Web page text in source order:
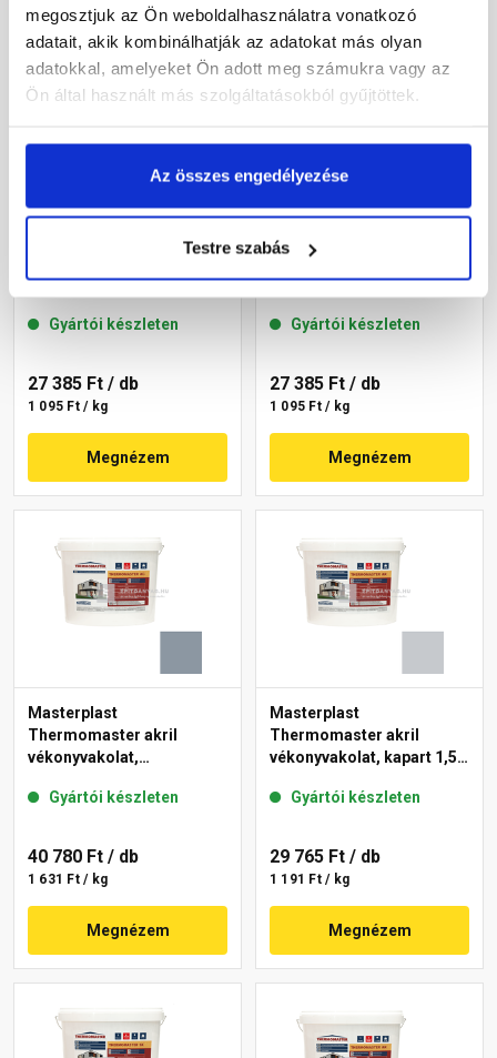
megosztjuk az Ön weboldalhasználatra vonatkozó
adatait, akik kombinálhatják az adatokat más olyan
adatokkal, amelyeket Ön adott meg számukra vagy az
Ön által használt más szolgáltatásokból gyűjtöttek.
Az összes engedélyezése
Testre szabás
vékonyvakolat,
46-D 25 kg
Gyártói készleten
27 385 Ft / db
1 095 Ft / kg
Megnézem
Masterplast
Thermomaster akril
vékonyvakolat, kapart 1,5
Gyártói készleten
27 385 Ft / db
1 095 Ft / kg
Megnézem
Masterplast
Thermomaster akril
vékonyvakolat,
50-D 25 kg
Gyártói készleten
40 780 Ft / db
1 631 Ft / kg
Megnézem
Masterplast
Thermomaster akril
vékonyvakolat, kapart 1,5
Gyártói készleten
29 765 Ft / db
1 191 Ft / kg
Megnézem